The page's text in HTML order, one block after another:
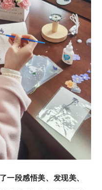
一段感悟美、发现美、